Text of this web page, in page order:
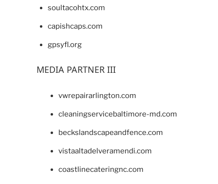
soultacohtx.com
capishcaps.com
gpsyfl.org
MEDIA PARTNER III
vwrepairarlington.com
cleaningservicebaltimore-md.com
beckslandscapeandfence.com
vistaaltadelveramendi.com
coastlinecateringnc.com